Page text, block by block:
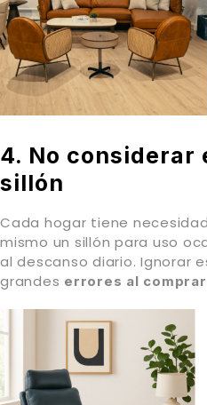
4. No considerar
sillón
Cada hogar tiene
mismo un sillón para uso
al descanso diario. Ignorar
grandes errores al comprar